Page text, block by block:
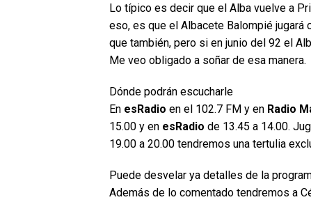
Lo típico es decir que el Alba vuelve a
eso, es que el Albacete Balompié jugará
que también, pero si en junio del 92 el
Me veo obligado a soñar de esa manera.
Dónde podrán escucharle
En esRadio en el 102.7 FM y en Radio
15.00 y en esRadio de 13.45 a 14.00.
19.00 a 20.00 tendremos una tertulia
Puede desvelar ya detalles de la
Además de lo comentado tendremos a